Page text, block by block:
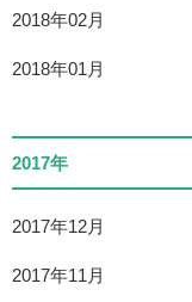
2018年02月
2018年01月
2017年
2017年12月
2017年11月